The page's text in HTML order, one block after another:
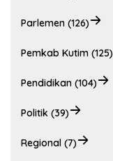
Parlemen (126)
Pemkab Kutim (125)
Pendidikan (104)
Politik (39)
Regional (7)